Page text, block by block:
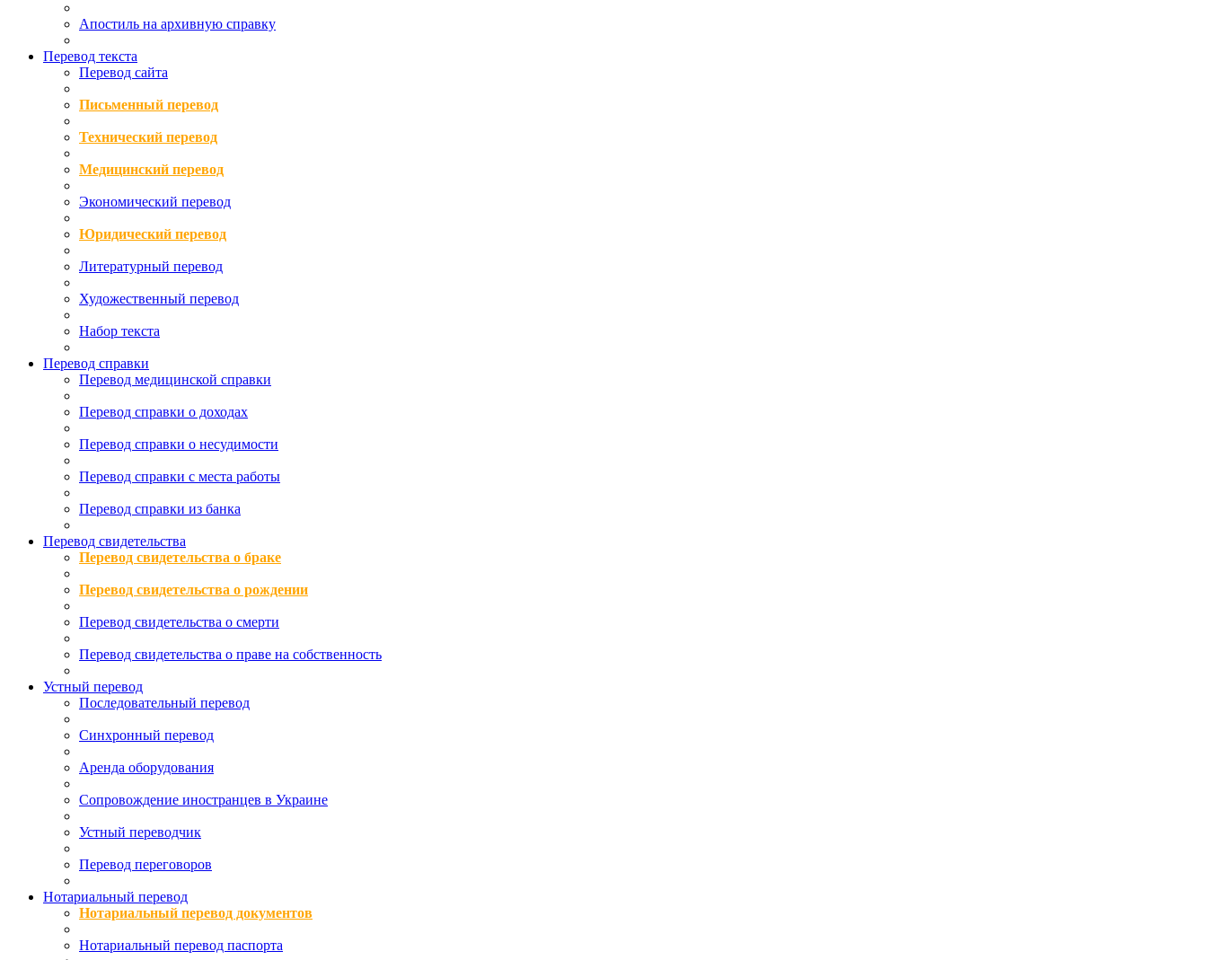
Апостиль на архивную справку
Перевод текста
Перевод сайта
Письменный перевод
Технический перевод
Медицинский перевод
Экономический перевод
Юридический перевод
Литературный перевод
Художественный перевод
Набор текста
Перевод справки
Перевод медицинской справки
Перевод справки о доходах
Перевод справки о несудимости
Перевод справки с места работы
Перевод справки из банка
Перевод свидетельства
Перевод свидетельства о браке
Перевод свидетельства о рождении
Перевод свидетельства о смерти
Перевод свидетельства о праве на собственность
Устный перевод
Последовательный перевод
Синхронный перевод
Аренда оборудования
Сопровождение иностранцев в Украине
Устный переводчик
Перевод переговоров
Нотариальный перевод
Нотариальный перевод документов
Нотариальный перевод паспорта